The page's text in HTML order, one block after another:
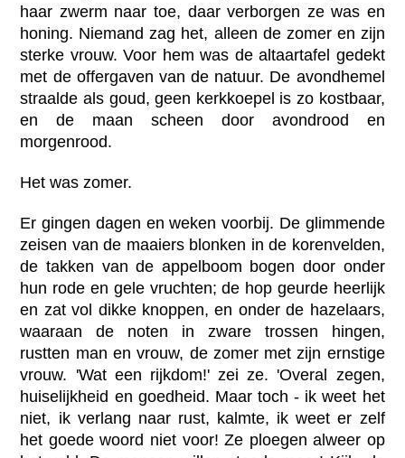
haar zwerm naar toe, daar verborgen ze was en
honing. Niemand zag het, alleen de zomer en zijn
sterke vrouw. Voor hem was de altaartafel gedekt
met de offergaven van de natuur. De avondhemel
straalde als goud, geen kerkkoepel is zo kostbaar,
en de maan scheen door avondrood en
morgenrood.
Het was zomer.
Er gingen dagen en weken voorbij. De glimmende
zeisen van de maaiers blonken in de korenvelden,
de takken van de appelboom bogen door onder
hun rode en gele vruchten; de hop geurde heerlijk
en zat vol dikke knoppen, en onder de hazelaars,
waaraan de noten in zware trossen hingen,
rustten man en vrouw, de zomer met zijn ernstige
vrouw. 'Wat een rijkdom!' zei ze. 'Overal zegen,
huiselijkheid en goedheid. Maar toch - ik weet het
niet, ik verlang naar rust, kalmte, ik weet er zelf
het goede woord niet voor! Ze ploegen alweer op